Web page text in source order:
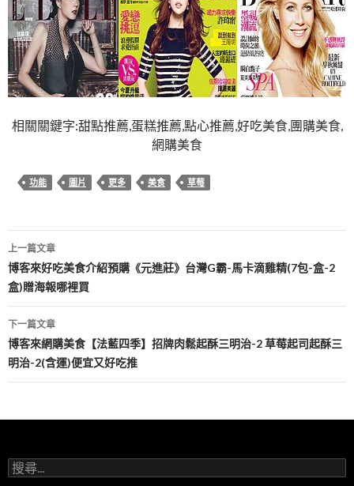
相關關鍵字:甜點推薦,蛋糕推薦,點心推薦,好吃美食,團購美食,
網購美食
功能 圖片 更多 美食 草莓
文
章
導
覽
上一篇文章
博客來好吃美食介紹預購《元進莊》台灣G霸-馬卡滴雞精(7包-盒-2
盒)贈海報哪裡買
下一篇文章
博客來網購美食【法藍四季】招牌肉鬆起酥三明治-2 草莓起司起酥三
明治-2(含運)便宜又好吃推
搜
尋